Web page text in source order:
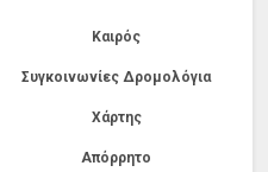
Καιρός
Συγκοινωνίες Δρομολόγια
Χάρτης
Απόρρητο